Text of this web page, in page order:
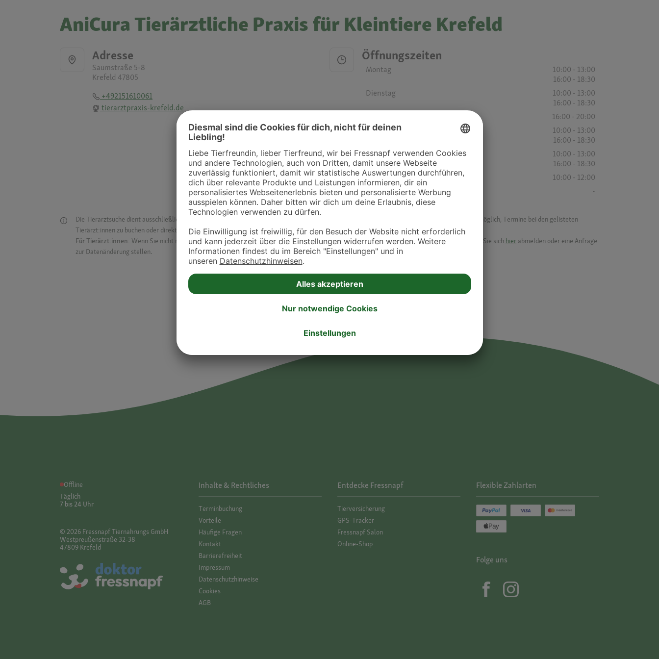
AniCura Tierärztliche Praxis für Kleintiere Krefeld
Adresse
Saumstraße 5-8
Krefeld 47805
+492151610061
tierarztpraxis-krefeld.de
Öffnungszeiten
Montag
10:00 - 13:00
16:00 - 18:30
Dienstag
10:00 - 13:00
16:00 - 18:30
16:00 - 20:00
Donnerstag
10:00 - 13:00
16:00 - 18:30
Freitag
10:00 - 13:00
16:00 - 18:30
Samstag
10:00 - 12:00
Sonntag
-
Die Tierarztsuche dient ausschließlich dazu, Tierarztpraxen und Kliniken in deiner Nähe übersichtlich anzuzeigen. Über Dr. Fressnapf ist es nicht möglich, Termine bei den gelisteten
Tierärzt:innen zu buchen oder direkt mit ihnen in Kontakt zu treten. Bitte wende dich hierfür direkt an die jeweilige Praxis oder Klinik.
Für Tierärzt:innen: Wenn Sie nicht mehr auf der Dr. Fressnapf Tierarztsuche als Praxis gelistet werden oder Ihre Daten ändern möchten, können Sie sich hier abmelden oder eine Anfrage
zur Datenänderung stellen.
Offline
Täglich
7 bis 24 Uhr
© 2026 Fressnapf Tiernahrungs GmbH
Westpreußenstraße 32-38
47809 Krefeld
Inhalte & Rechtliches
Termin­buchung
Vorteile
Häufige Fragen
Kontakt
Barrierefreiheit
Impressum
Datenschutz­hinweise
Cookies
AGB
Entdecke Fressnapf
Tierversicherung
GPS-Tracker
Fressnapf Salon
Online-Shop
Flexible Zahlarten
Folge uns